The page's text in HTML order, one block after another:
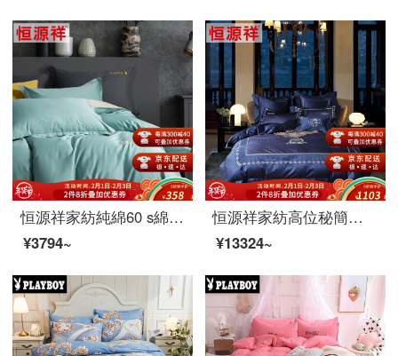
恒源祥家紡純綿60 s綿サテン四点セット刺繍純綿セット1.5/1.8メートルシングルベッド用品ヨモギグリーン1.5 mベッド/布団カバー200*230 cm
¥3794~
恒源祥家紡高位秘簡奢セット純綿秋冬四点セット綿刺繍プリントベッド四点セットロイヤルスタイル1.8メートルベッド/布団カバー220*240 cm
¥13324~